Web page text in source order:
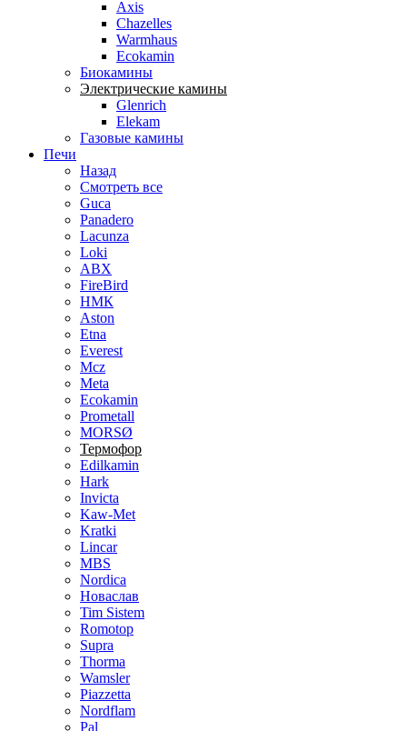
Axis
Chazelles
Warmhaus
Ecokamin
Биокамины
Электрические камины
Glenrich
Elekam
Газовые камины
Печи
Назад
Смотреть все
Guca
Panadero
Lacunza
Loki
ABX
FireBird
НМК
Aston
Etna
Everest
Mcz
Meta
Ecokamin
Prometall
MORSØ
Термофор
Edilkamin
Hark
Invicta
Kaw-Met
Kratki
Lincar
MBS
Nordica
Новаслав
Tim Sistem
Romotop
Supra
Thorma
Wamsler
Piazzetta
Nordflam
Pal